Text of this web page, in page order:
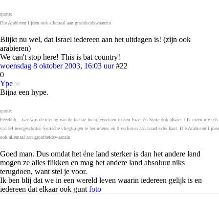
quote:
Die Arabieren lijden ook allemaal aan grootheidswaanzin
Blijkt nu wel, dat Israel iedereen aan het uitdagen is! (zijn ook
arabieren)
We can't stop here! This is bat country!
woensdag 8 oktober 2003, 16:03 uur #22
0
Ype
Bijna een hype.
quote:
Eeeehhh....wat was de uitslag van de laatste luchtgevechten tussen Israel en Syrie ook alweer ? Ik meen me iets
van 84 neergeschoten Syrische vliegtuigen te herinneren en 0 verliezen aan Israelische kant. Die Arabieren lijden
ook allemaal aan grootheidswaanzin
Goed man. Dus omdat het éne land sterker is dan het andere land
mogen ze alles flikken en mag het andere land absoluut niks
terugdoen, want stel je voor.
Ik ben blij dat we in een wereld leven waarin iedereen gelijk is en
iedereen dat elkaar ook gunt foto